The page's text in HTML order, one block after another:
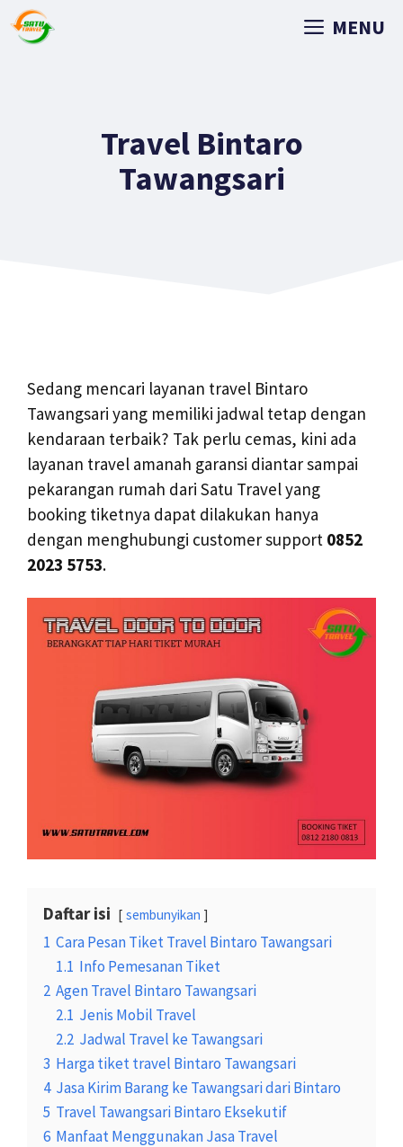
MENU
Travel Bintaro
Tawangsari
Sedang mencari layanan travel Bintaro
Tawangsari yang memiliki jadwal tetap dengan
kendaraan terbaik? Tak perlu cemas, kini ada
layanan travel amanah garansi diantar sampai
pekarangan rumah dari Satu Travel yang
booking tiketnya dapat dilakukan hanya
dengan menghubungi customer support 0852
2023 5753.
Daftar isi sembunyikan
1 Cara Pesan Tiket Travel Bintaro Tawangsari
1.1 Info Pemesanan Tiket
2 Agen Travel Bintaro Tawangsari
2.1 Jenis Mobil Travel
2.2 Jadwal Travel ke Tawangsari
3 Harga tiket travel Bintaro Tawangsari
4 Jasa Kirim Barang ke Tawangsari dari Bintaro
5 Travel Tawangsari Bintaro Eksekutif
6 Manfaat Menggunakan Jasa Travel